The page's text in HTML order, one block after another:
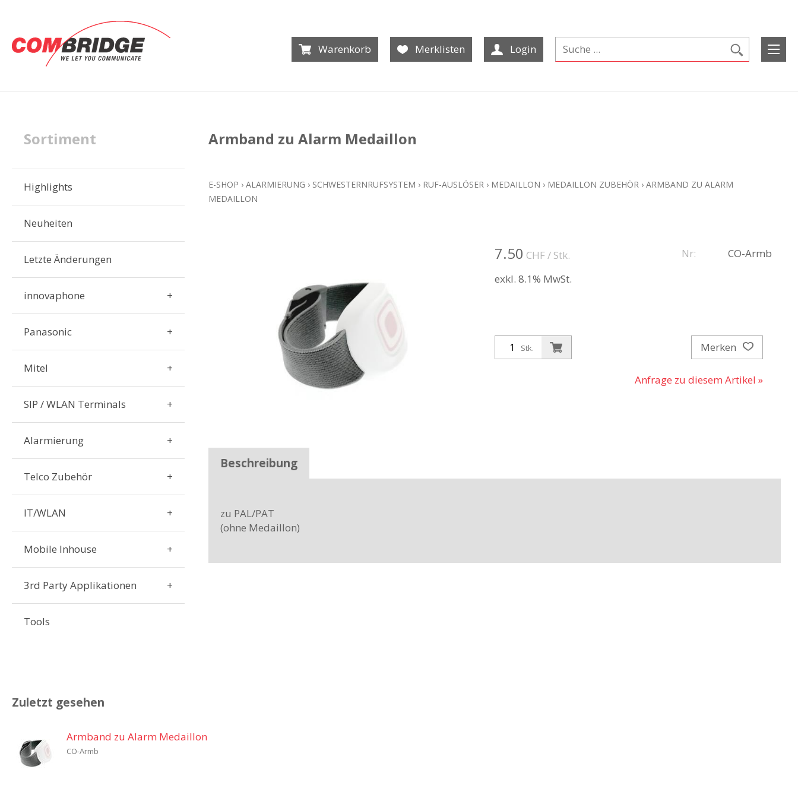
Warenkorb Merklisten Login
Sortiment
Highlights
Neuheiten
Letzte Änderungen
innovaphone
Panasonic
Mitel
SIP / WLAN Terminals
Alarmierung
Telco Zubehör
IT/WLAN
Mobile Inhouse
3rd Party Applikationen
Tools
Armband zu Alarm Medaillon
E-SHOP › ALARMIERUNG › SCHWESTERNRUFSYSTEM › RUF-AUSLÖSER › MEDAILLON › MEDAILLON ZUBEHÖR › ARMBAND ZU ALARM
MEDAILLON
7.50 CHF/ Stk.
exkl. 8.1% MwSt.
Nr: CO-Armb
Stk. Merken
Anfrage zu diesem Artikel »
Beschreibung
zu PAL/PAT
(ohne Medaillon)
Zuletzt gesehen
Armband zu Alarm Medaillon
CO-Armb